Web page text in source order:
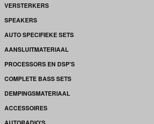
VERSTERKERS
SPEAKERS
AUTO SPECIFIEKE SETS
AANSLUITMATERIAAL
PROCESSORS EN DSP'S
COMPLETE BASS SETS
DEMPINGSMATERIAAL
ACCESSOIRES